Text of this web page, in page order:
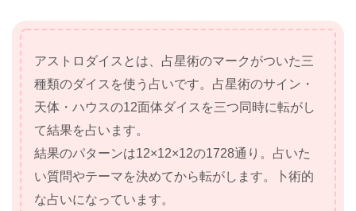
アストロダイスとは、占星術のマークがついた三
種類のダイスを使う占いです。占星術のサイン・
天体・ハウスの12面体ダイスを三つ同時に転がし
て結果を占います。
結果のパターンは12×12×12の1728通り。占いた
い質問やテーマを決めてから転がします。卜術的
な占いになっています。